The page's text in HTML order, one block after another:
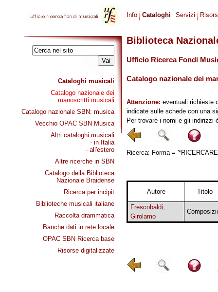
Cataloghi musicali
Catalogo nazionale dei
manoscritti musicali
Catalogo nazionale SBN: musica
Vecchio OPAC SBN Musica
Altri cataloghi musicali
- in Italia
- all'estero
Altre ricerche in SBN
Catalogo della Biblioteca
Nazionale Braidense
Ricerca per incipit
Biblioteche musicali italiane
Raccolta drammatica
Banche dati in rete locale
OPAC SBN Ricerca base
Risorse digitalizzate
Info Cataloghi Servizi
Biblioteca
Ufficio Ricerca Fondi
Catalogo nazionale dei
Attenzione: eventuali richieste
indicate sulle schede con una
Per trovare i nomi e gli indirizzi
Ricerca: Forma =
Autore Titolo
Frescobaldi,
Girolamo